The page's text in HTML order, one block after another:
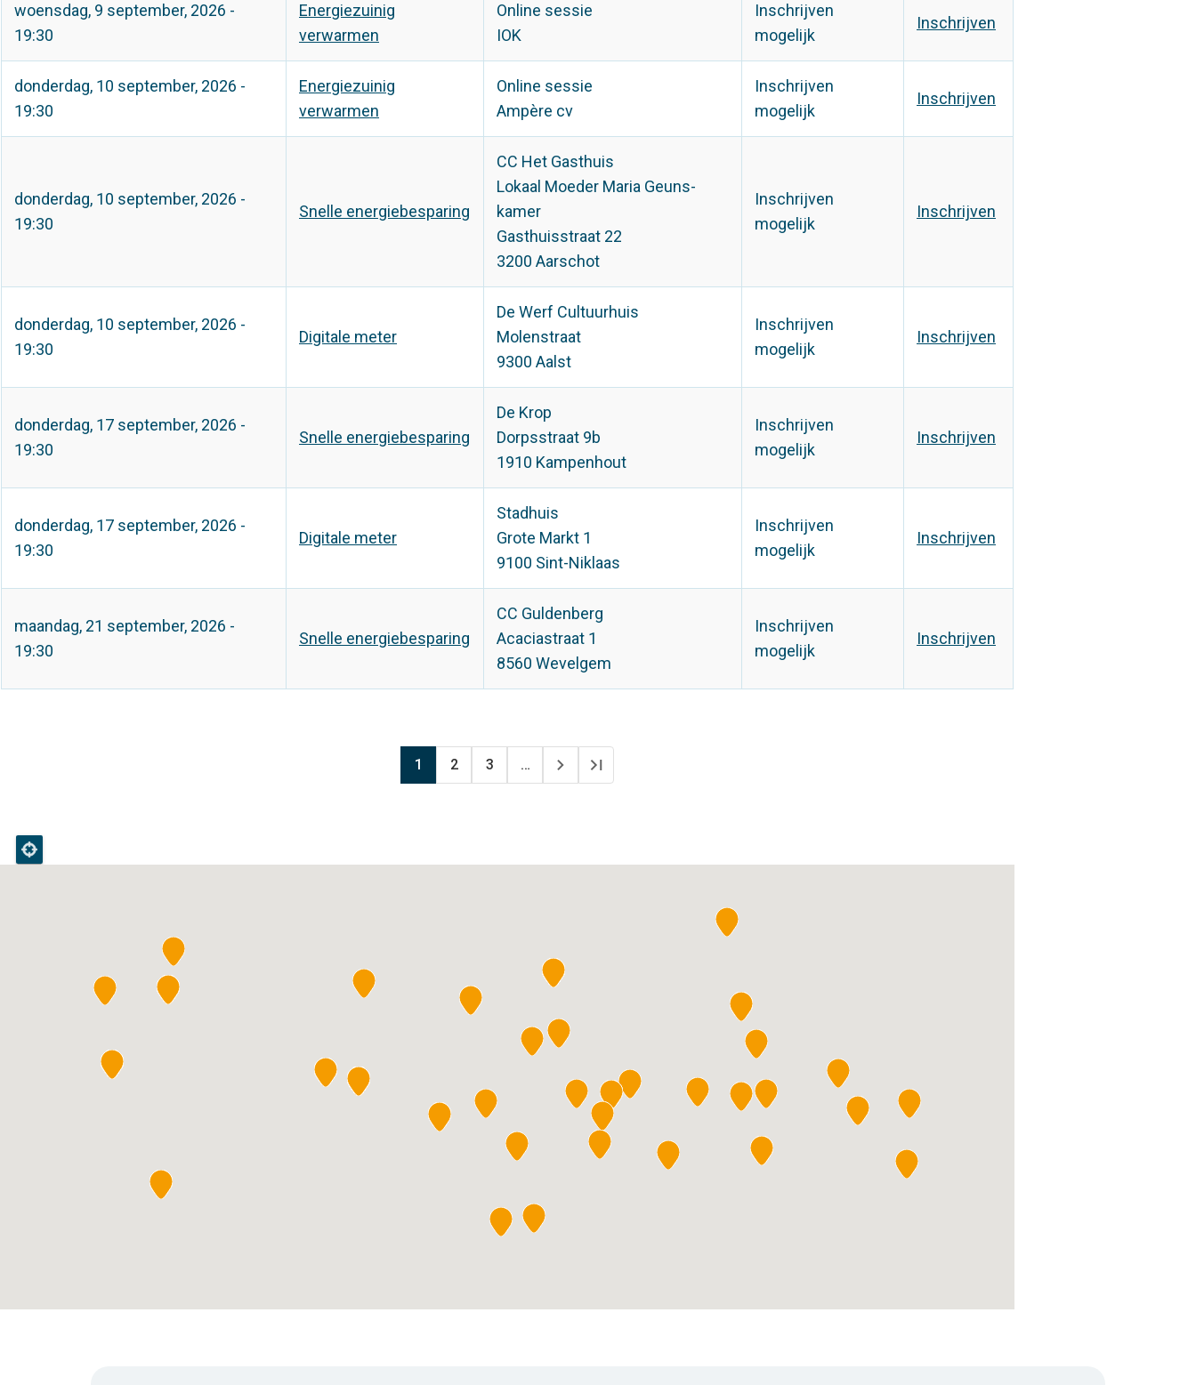
woensdag, 9 september, 2026 -
19:30
Energiezuinig
verwarmen
Online sessie
IOK
Inschrijven
mogelijk
Inschrijven
donderdag, 10 september, 2026 -
19:30
Energiezuinig
verwarmen
Online sessie
Ampère cv
Inschrijven
mogelijk
Inschrijven
donderdag, 10 september, 2026 -
19:30
Snelle energiebesparing
CC Het Gasthuis
Lokaal Moeder Maria Geuns-
kamer
Gasthuisstraat 22
3200 Aarschot
Inschrijven
mogelijk
Inschrijven
donderdag, 10 september, 2026 -
19:30
Digitale meter
De Werf Cultuurhuis
Molenstraat
9300 Aalst
Inschrijven
mogelijk
Inschrijven
donderdag, 17 september, 2026 -
19:30
Snelle energiebesparing
De Krop
Dorpsstraat 9b
1910 Kampenhout
Inschrijven
mogelijk
Inschrijven
donderdag, 17 september, 2026 -
19:30
Digitale meter
Stadhuis
Grote Markt 1
9100 Sint-Niklaas
Inschrijven
mogelijk
Inschrijven
maandag, 21 september, 2026 -
19:30
Snelle energiebesparing
CC Guldenberg
Acaciastraat 1
8560 Wevelgem
Inschrijven
mogelijk
Inschrijven
Pagina
1 Pagina
2 Pagina
3 …